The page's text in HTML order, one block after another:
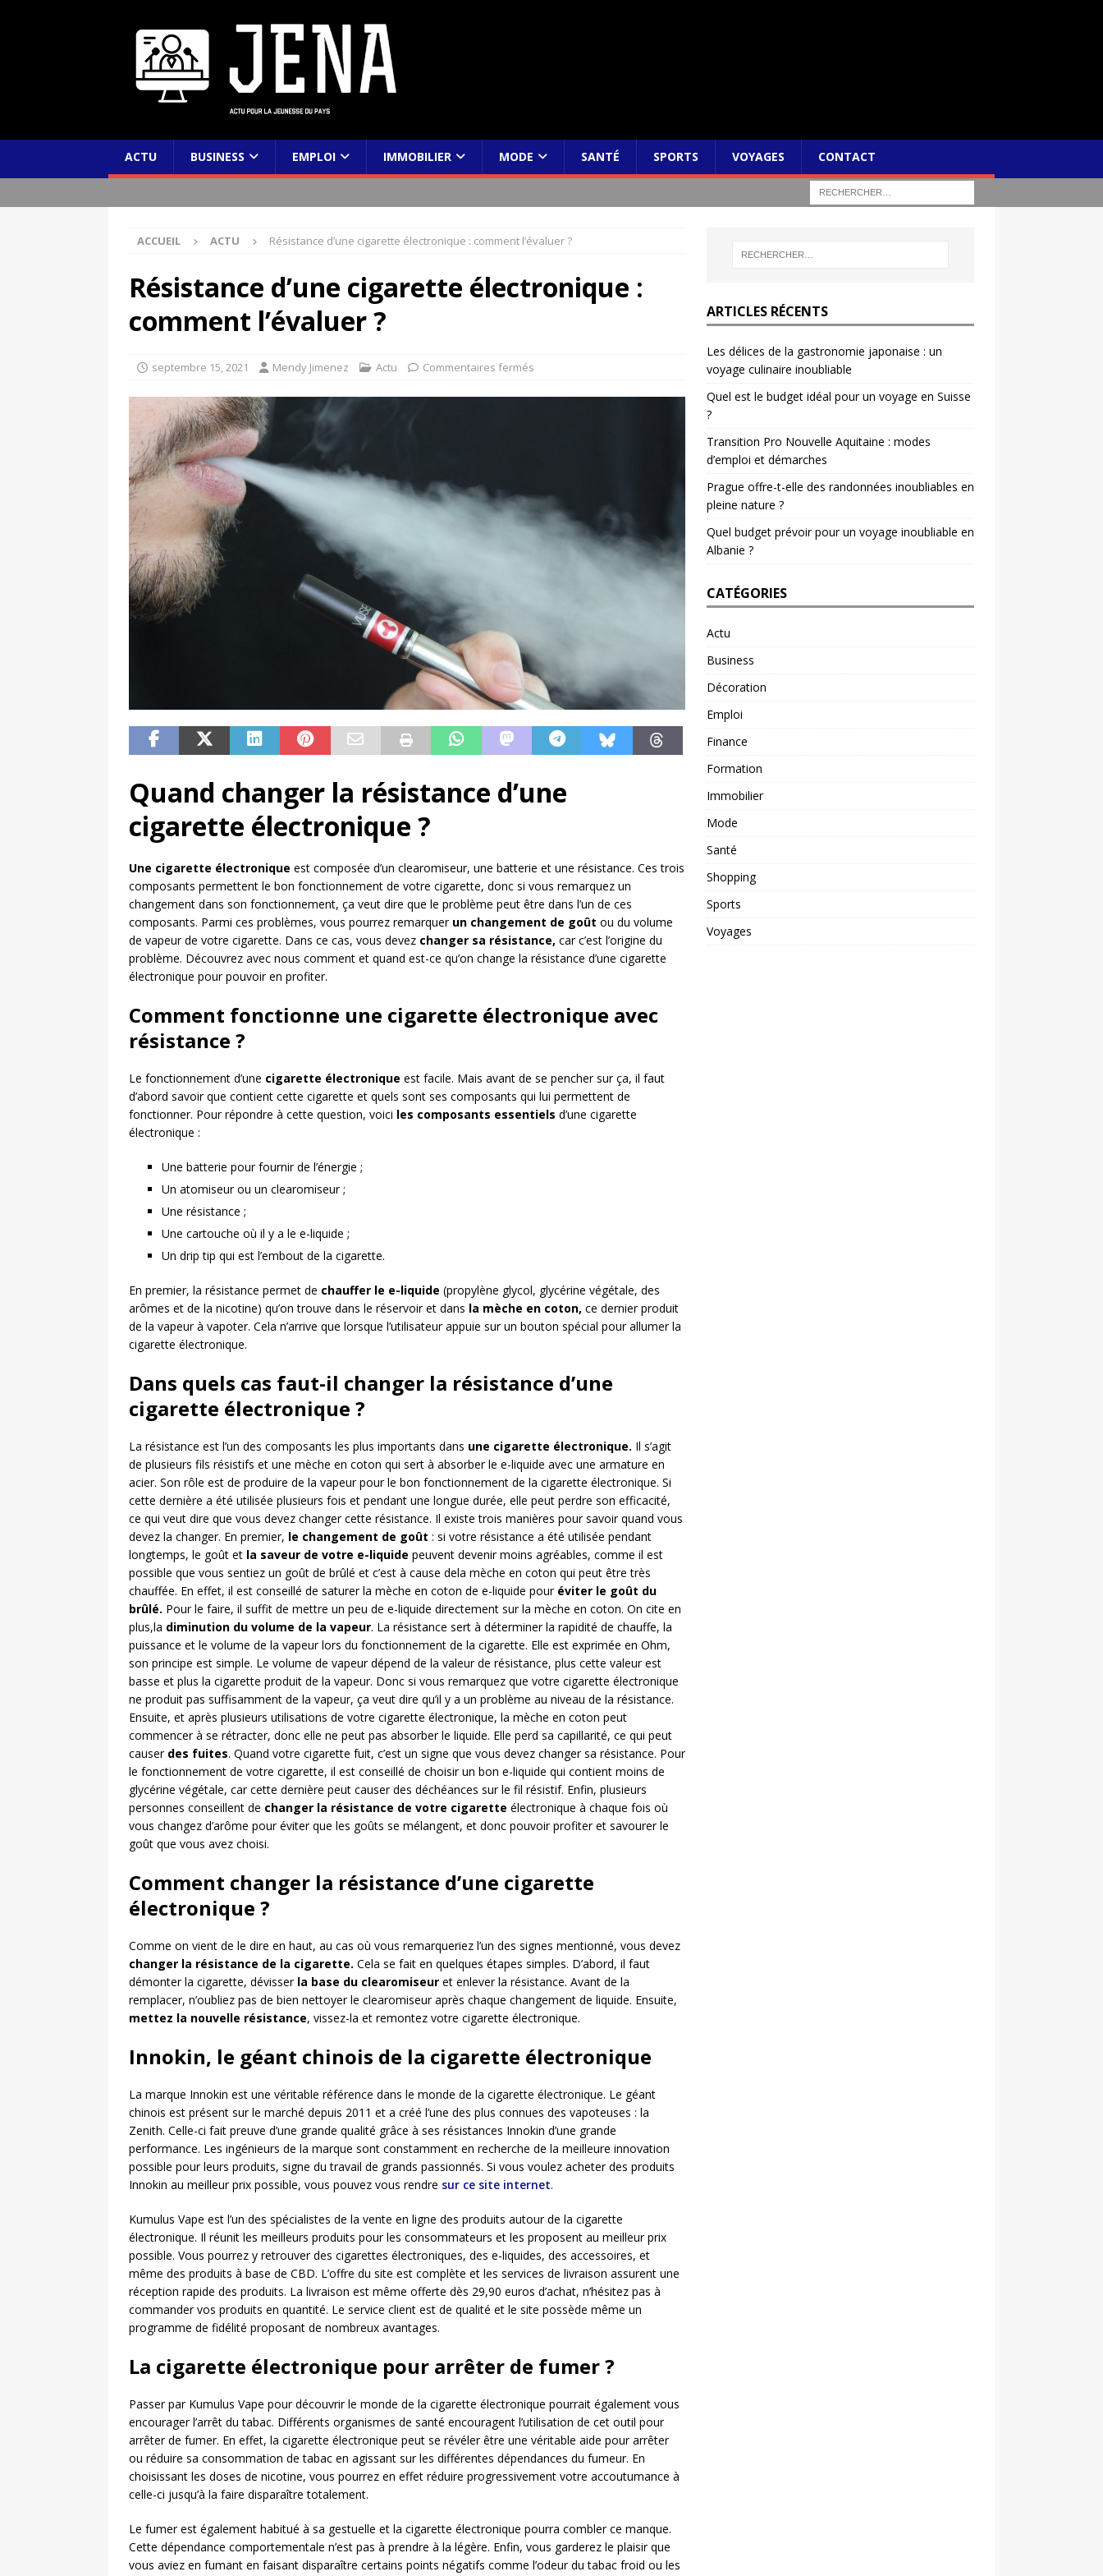
ACTU BUSINESS EMPLOI IMMOBILIER MODE SANTÉ SPORTS VOYAGES CONTACT
ACCUEIL ACTU Résistance d’une cigarette électronique : comment l’évaluer ?
Résistance d’une cigarette électronique :
comment l’évaluer ?
septembre 15, 2021 Mendy Jimenez Actu Commentaires fermés
Quand changer la résistance d’une
cigarette électronique ?
Une cigarette électronique est composée d’un clearomiseur, une batterie et une résistance. Ces trois
composants permettent le bon fonctionnement de votre cigarette, donc si vous remarquez un
changement dans son fonctionnement, ça veut dire que le problème peut être dans l’un de ces
composants. Parmi ces problèmes, vous pourrez remarquer un changement de goût ou du volume
de vapeur de votre cigarette. Dans ce cas, vous devez changer sa résistance, car c’est l’origine du
problème. Découvrez avec nous comment et quand est-ce qu’on change la résistance d’une cigarette
électronique pour pouvoir en profiter.
Comment fonctionne une cigarette électronique avec
résistance ?
Le fonctionnement d’une cigarette électronique est facile. Mais avant de se pencher sur ça, il faut
d’abord savoir que contient cette cigarette et quels sont ses composants qui lui permettent de
fonctionner. Pour répondre à cette question, voici les composants essentiels d’une cigarette
électronique :
Une batterie pour fournir de l’énergie ;
Un atomiseur ou un clearomiseur ;
Une résistance ;
Une cartouche où il y a le e-liquide ;
Un drip tip qui est l’embout de la cigarette.
En premier, la résistance permet de chauffer le e-liquide (propylène glycol, glycérine végétale, des
arômes et de la nicotine) qu’on trouve dans le réservoir et dans la mèche en coton, ce dernier produit
de la vapeur à vapoter. Cela n’arrive que lorsque l’utilisateur appuie sur un bouton spécial pour allumer la
cigarette électronique.
Dans quels cas faut-il changer la résistance d’une
cigarette électronique ?
La résistance est l’un des composants les plus importants dans une cigarette électronique. Il s’agit
de plusieurs fils résistifs et une mèche en coton qui sert à absorber le e-liquide avec une armature en
acier. Son rôle est de produire de la vapeur pour le bon fonctionnement de la cigarette électronique. Si
cette dernière a été utilisée plusieurs fois et pendant une longue durée, elle peut perdre son efficacité,
ce qui veut dire que vous devez changer cette résistance. Il existe trois manières pour savoir quand vous
devez la changer. En premier, le changement de goût : si votre résistance a été utilisée pendant
longtemps, le goût et la saveur de votre e-liquide peuvent devenir moins agréables, comme il est
possible que vous sentiez un goût de brûlé et c’est à cause dela mèche en coton qui peut être très
chauffée. En effet, il est conseillé de saturer la mèche en coton de e-liquide pour éviter le goût du
brûlé. Pour le faire, il suffit de mettre un peu de e-liquide directement sur la mèche en coton. On cite en
plus,la diminution du volume de la vapeur. La résistance sert à déterminer la rapidité de chauffe, la
puissance et le volume de la vapeur lors du fonctionnement de la cigarette. Elle est exprimée en Ohm,
son principe est simple. Le volume de vapeur dépend de la valeur de résistance, plus cette valeur est
basse et plus la cigarette produit de la vapeur. Donc si vous remarquez que votre cigarette électronique
ne produit pas suffisamment de la vapeur, ça veut dire qu’il y a un problème au niveau de la résistance.
Ensuite, et après plusieurs utilisations de votre cigarette électronique, la mèche en coton peut
commencer à se rétracter, donc elle ne peut pas absorber le liquide. Elle perd sa capillarité, ce qui peut
causer des fuites. Quand votre cigarette fuit, c’est un signe que vous devez changer sa résistance. Pour
le fonctionnement de votre cigarette, il est conseillé de choisir un bon e-liquide qui contient moins de
glycérine végétale, car cette dernière peut causer des déchéances sur le fil résistif. Enfin, plusieurs
personnes conseillent de changer la résistance de votre cigarette électronique à chaque fois où
vous changez d’arôme pour éviter que les goûts se mélangent, et donc pouvoir profiter et savourer le
goût que vous avez choisi.
Comment changer la résistance d’une cigarette
électronique ?
Comme on vient de le dire en haut, au cas où vous remarqueriez l’un des signes mentionné, vous devez
changer la résistance de la cigarette. Cela se fait en quelques étapes simples. D’abord, il faut
démonter la cigarette, dévisser la base du clearomiseur et enlever la résistance. Avant de la
remplacer, n’oubliez pas de bien nettoyer le clearomiseur après chaque changement de liquide. Ensuite,
mettez la nouvelle résistance, vissez-la et remontez votre cigarette électronique.
Innokin, le géant chinois de la cigarette électronique
La marque Innokin est une véritable référence dans le monde de la cigarette électronique. Le géant
chinois est présent sur le marché depuis 2011 et a créé l’une des plus connues des vapoteuses : la
Zenith. Celle-ci fait preuve d’une grande qualité grâce à ses résistances Innokin d’une grande
performance. Les ingénieurs de la marque sont constamment en recherche de la meilleure innovation
possible pour leurs produits, signe du travail de grands passionnés. Si vous voulez acheter des produits
Innokin au meilleur prix possible, vous pouvez vous rendre sur ce site internet.
Kumulus Vape est l’un des spécialistes de la vente en ligne des produits autour de la cigarette
électronique. Il réunit les meilleurs produits pour les consommateurs et les proposent au meilleur prix
possible. Vous pourrez y retrouver des cigarettes électroniques, des e-liquides, des accessoires, et
même des produits à base de CBD. L’offre du site est complète et les services de livraison assurent une
réception rapide des produits. La livraison est même offerte dès 29,90 euros d’achat, n’hésitez pas à
commander vos produits en quantité. Le service client est de qualité et le site possède même un
programme de fidélité proposant de nombreux avantages.
La cigarette électronique pour arrêter de fumer ?
Passer par Kumulus Vape pour découvrir le monde de la cigarette électronique pourrait également vous
encourager l’arrêt du tabac. Différents organismes de santé encouragent l’utilisation de cet outil pour
arrêter de fumer. En effet, la cigarette électronique peut se révéler être une véritable aide pour arrêter
ou réduire sa consommation de tabac en agissant sur les différentes dépendances du fumeur. En
choisissant les doses de nicotine, vous pourrez en effet réduire progressivement votre accoutumance à
celle-ci jusqu’à la faire disparaître totalement.
Le fumer est également habitué à sa gestuelle et la cigarette électronique pourra combler ce manque.
Cette dépendance comportementale n’est pas à prendre à la légère. Enfin, vous garderez le plaisir que
vous aviez en fumant en faisant disparaître certains points négatifs comme l’odeur du tabac froid ou les
ARTICLES RÉCENTS
Les délices de la gastronomie japonaise : un
voyage culinaire inoubliable
Quel est le budget idéal pour un voyage en Suisse
?
Transition Pro Nouvelle Aquitaine : modes
d’emploi et démarches
Prague offre-t-elle des randonnées inoubliables en
pleine nature ?
Quel budget prévoir pour un voyage inoubliable en
Albanie ?
CATÉGORIES
Actu
Business
Décoration
Emploi
Finance
Formation
Immobilier
Mode
Santé
Shopping
Sports
Voyages